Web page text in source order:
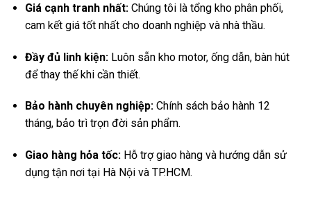
Giá cạnh tranh nhất:Chúng tôi là tổng kho phân phối,
cam kết giá tốt nhất cho doanh nghiệp và nhà thầu.
Đầy đủ linh kiện:Luôn sẵn kho motor, ống dẫn, bàn hút
để thay thế khi cần thiết.
Bảo hành chuyên nghiệp:Chính sách bảo hành 12
tháng, bảo trì trọn đời sản phẩm.
Giao hàng hỏa tốc:Hỗ trợ giao hàng và hướng dẫn sử
dụng tận nơi tại Hà Nội và TP.HCM.